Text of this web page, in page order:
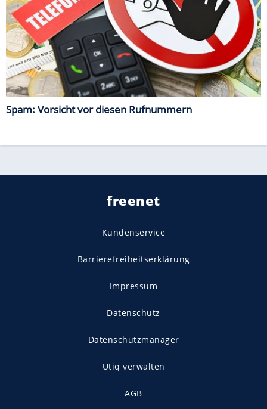
Spam: Vorsicht vor diesen Rufnummern
freenet
Kundenservice
Barrierefreiheitserklärung
Impressum
Datenschutz
Datenschutzmanager
Utiq verwalten
AGB